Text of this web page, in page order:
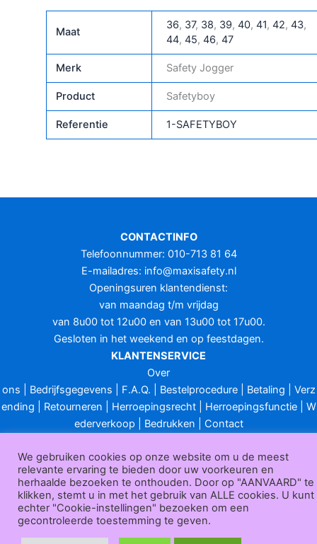
Maat
36, 37, 38, 39, 40, 41, 42, 43,
44, 45, 46, 47
Merk Safety Jogger
Product Safetyboy
Referentie 1-SAFETYBOY
CONTACTINFO
Telefoonnummer: 010-713 81 64
E-mailadres: info@maxisafety.nl
Openingsuren klantendienst:
van maandag t/m vrijdag
van 8u00 tot 12u00 en van 13u00 tot 17u00.
Gesloten in het weekend en op feestdagen.
KLANTENSERVICE
Over
ons
Bedrijfsgegevens F.A.Q. Bestelprocedure| Betaling
Verz
ending
Retourneren Herroepingsrecht| Herroepingsfunctie| W
ederverkoop
Bedrukken
Contact
Maxisafety.nl © 2026
We gebruiken cookies op onze website om u de meest
relevante ervaring te bieden door uw voorkeuren en
herhaalde bezoeken te onthouden. Door op "AANVAARD" te
klikken, stemt u in met het gebruik van ALLE cookies. U kunt
echter "Cookie-instellingen" bezoeken om een
gecontroleerde toestemming te geven.